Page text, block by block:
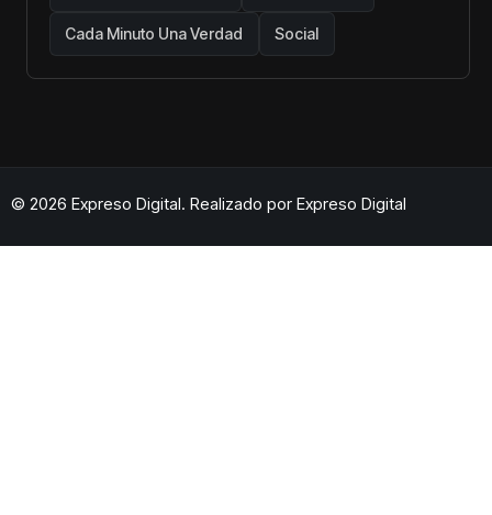
Cada Minuto Una Verdad Social
© 2026 Expreso Digital. Realizado por Expreso Digital